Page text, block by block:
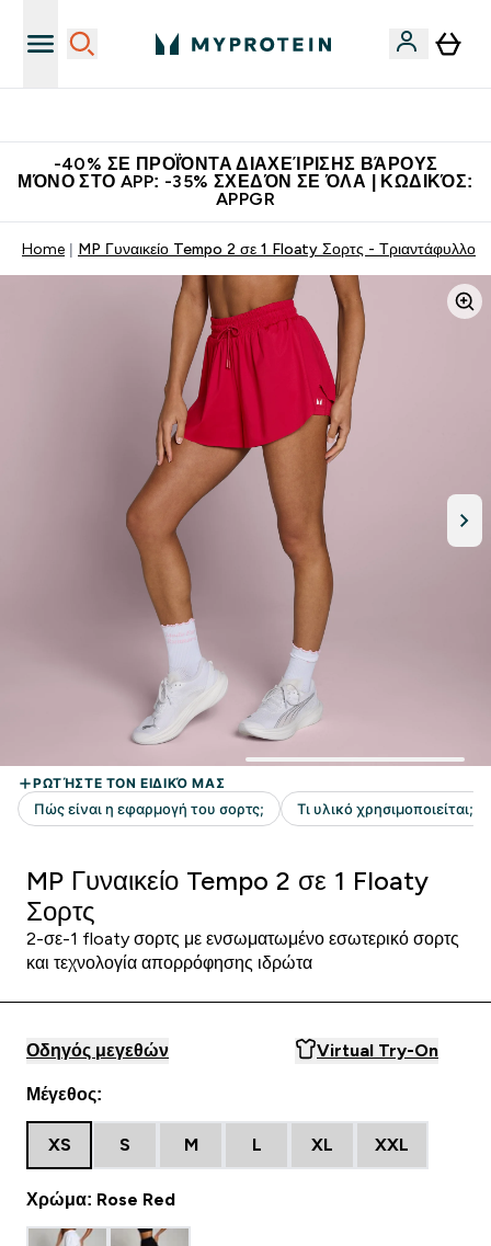
-40% ΣΕ ΠΡΟΪΌΝΤΑ ΔΙΑΧΕΊΡΙΣΗΣ ΒΆΡΟΥΣ
ΜΌΝΟ ΣΤΟ APP: -35% ΣΧΕΔΌΝ ΣΕ ΌΛΑ | ΚΩΔΙΚΌΣ:
APPGR
Home MP Γυναικείο Tempo 2 σε 1 Floaty Σορτς - Τριαντάφυλλο
MP Γυναικείο Tempo 2 σε 1 Floaty
Σορτς
2-σε-1 floaty σορτς με ενσωματωμένο εσωτερικό σορτς
και τεχνολογία απορρόφησης ιδρώτα
Οδηγός μεγεθών Virtual Try-On
Μέγεθος:
XS S M L XL XXL
Χρώμα: Rose Red